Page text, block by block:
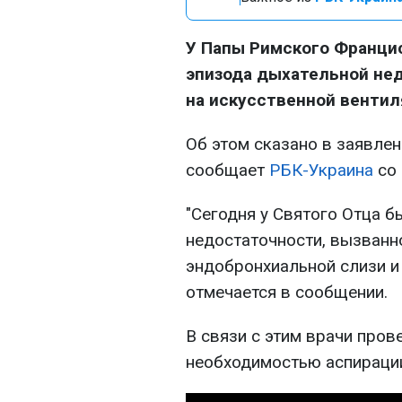
У Папы Римского
эпизода дыхательной
на искусственной
Об этом сказано в
сообщает РБК-Украина со
"Сегодня у Святого Отца
недостаточности,
эндобронхиальной слизи
отмечается в сообщении.
В связи с этим врачи
необходимостью